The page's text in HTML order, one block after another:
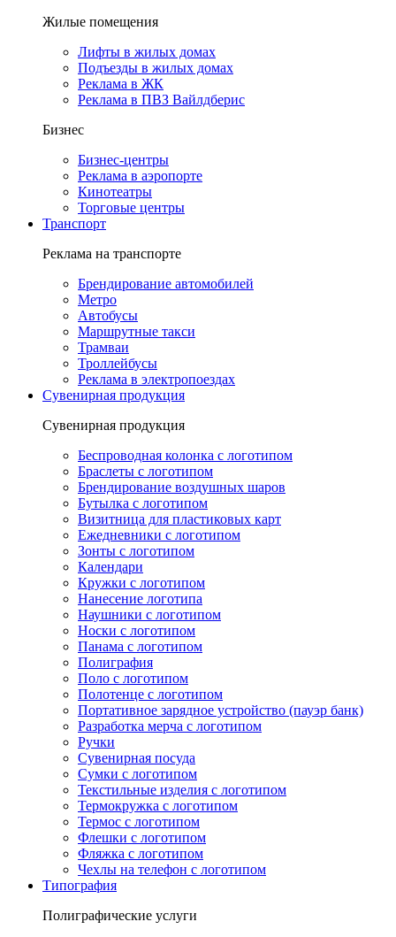
Жилые помещения
Лифты в жилых домах
Подъезды в жилых домах
Реклама в ЖК
Реклама в ПВЗ Вайлдберис
Бизнес
Бизнес-центры
Реклама в аэропорте
Кинотеатры
Торговые центры
Транспорт
Реклама на транспорте
Брендирование автомобилей
Метро
Автобусы
Маршрутные такси
Трамваи
Троллейбусы
Реклама в электропоездах
Сувенирная продукция
Сувенирная продукция
Беспроводная колонка с логотипом
Браслеты с логотипом
Брендирование воздушных шаров
Бутылка с логотипом
Визитница для пластиковых карт
Ежедневники с логотипом
Зонты с логотипом
Календари
Кружки с логотипом
Нанесение логотипа
Наушники с логотипом
Носки с логотипом
Панама с логотипом
Полиграфия
Поло с логотипом
Полотенце с логотипом
Портативное зарядное устройство (пауэр банк)
Разработка мерча с логотипом
Ручки
Сувенирная посуда
Сумки с логотипом
Текстильные изделия с логотипом
Термокружка с логотипом
Термос с логотипом
Флешки с логотипом
Фляжка с логотипом
Чехлы на телефон с логотипом
Типография
Полиграфические услуги